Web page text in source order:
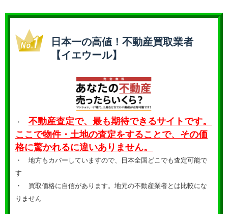
日本一の高値！不動産買取業者
【イエウール】
・ 不動産査定で、最も期待できるサイトです。
ここで物件・土地の査定をすることで、その価
格に驚かれるに違いありません。
・ 地方もカバーしていますので、日本全国どこでも査定可能で
す
・ 買取価格に自信があります。地元の不動産業者とは比較にな
りません